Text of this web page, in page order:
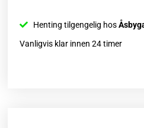
Henting tilgengelig hos
Vanligvis klar innen 24 timer